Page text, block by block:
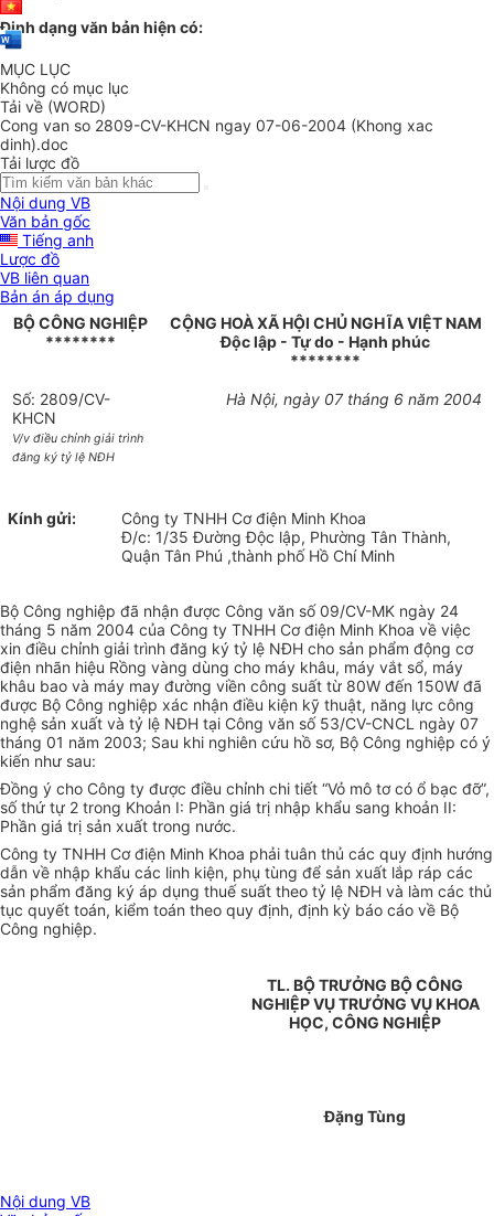
Định dạng văn bản hiện có:
MỤC LỤC
Không có mục lục
Tải về (WORD)
Cong van so 2809-CV-KHCN ngay 07-06-2004 (Khong xac
dinh).doc
Tải lược đồ
Nội dung VB
Văn bản gốc
Tiếng anh
Lược đồ
VB liên quan
Bản án áp dụng
BỘ CÔNG NGHIỆP
********
CỘNG HOÀ XÃ HỘI CHỦ NGHĨA VIỆT NAM
Độc lập - Tự do - Hạnh phúc
********
Số: 2809/CV-
KHCN
V/v điều chỉnh giải trình
đăng ký tỷ lệ NĐH
Hà Nội, ngày 07 tháng 6 năm 2004
Kính gửi:
Công ty TNHH Cơ điện Minh Khoa
Đ/c: 1/35 Đường Độc lập, Phường Tân Thành,
Quận Tân Phú ,thành phố Hồ Chí Minh
Bộ Công nghiệp đã nhận được Công văn số 09/CV-MK ngày 24
tháng 5 năm 2004 của Công ty TNHH Cơ điện Minh Khoa về việc
xin điều chỉnh giải trình đăng ký tỷ lệ NĐH cho sản phẩm động cơ
điện nhãn hiệu Rồng vàng dùng cho máy khâu, máy vắt sổ, máy
khâu bao và máy may đường viền công suất từ 80W đến 150W đã
được Bộ Công nghiệp xác nhận điều kiện kỹ thuật, năng lực công
nghệ sản xuất và tỷ lệ NĐH tại Công văn số 53/CV-CNCL ngày 07
tháng 01 năm 2003; Sau khi nghiên cứu hồ sơ, Bộ Công nghiệp có ý
kiến như sau:
Đồng ý cho Công ty được điều chỉnh chi tiết “Vỏ mô tơ có ổ bạc đỡ”,
số thứ tự 2 trong Khoản I: Phần giá trị nhập khẩu sang khoản II:
Phần giá trị sản xuất trong nước.
Công ty TNHH Cơ điện Minh Khoa phải tuân thủ các quy định hướng
dẫn về nhập khẩu các linh kiện, phụ tùng để sản xuất lắp ráp các
sản phẩm đăng ký áp dụng thuế suất theo tỷ lệ NĐH và làm các thủ
tục quyết toán, kiểm toán theo quy định, định kỳ báo cáo về Bộ
Công nghiệp.
TL. BỘ TRƯỞNG BỘ CÔNG
NGHIỆP VỤ TRƯỞNG VỤ KHOA
HỌC, CÔNG NGHIỆP
Đặng Tùng
Nội dung VB